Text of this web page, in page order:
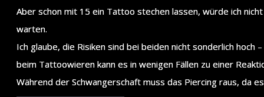
Aber schon mit 15 ein Tattoo stechen lassen, würde ich
warten.
Ich glaube, die Risiken sind bei beiden nicht sonderlich
beim Tattoowieren kann es in wenigen Fällen zu einer
Während der Schwangerschaft muss das Piercing raus, da